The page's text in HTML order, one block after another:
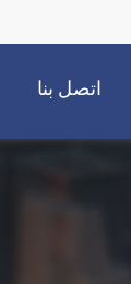
اتصل بنا